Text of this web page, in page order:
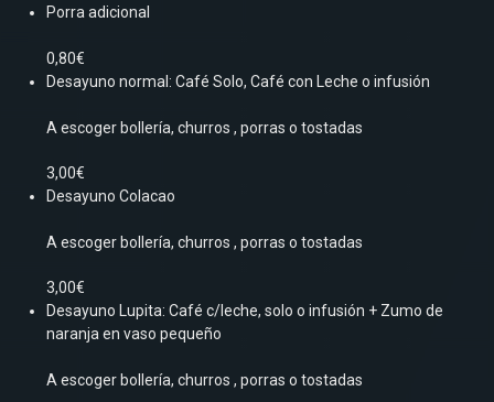
Porra adicional
0,80€
Desayuno normal: Café Solo, Café con Leche o infusión
A escoger bollería, churros , porras o tostadas
3,00€
Desayuno Colacao
A escoger bollería, churros , porras o tostadas
3,00€
Desayuno Lupita: Café c/leche, solo o infusión + Zumo de
naranja en vaso pequeño
A escoger bollería, churros , porras o tostadas